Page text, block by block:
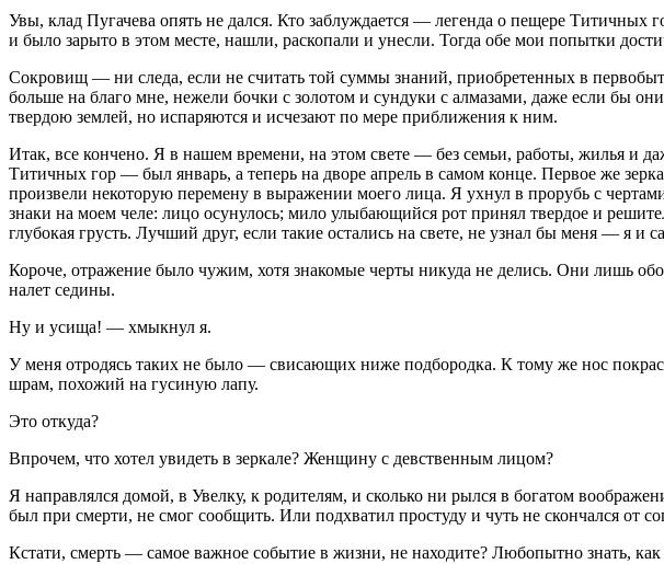
Увы, клад Пугачева опять не дался. Кто заблуждается — легенда о пещере
и было зарыто в этом месте, нашли, раскопали и унесли. Тогда обе мои попытки
Сокровищ — ни следа, если не считать той суммы знаний, приобретенных в
больше на благо мне, нежели бочки с золотом и сундуки с алмазами, даже если бы
твердою землей, но испаряются и исчезают по мере приближения к ним.
Итак, все кончено. Я в нашем времени, на этом свете — без семьи, работы, жилья и
Титичных гор — был январь, а теперь на дворе апрель в самом конце. Первое же
произвели некоторую перемену в выражении моего лица. Я ухнул в прорубь с
знаки на моем челе: лицо осунулось; мило улыбающийся рот принял твердое и
глубокая грусть. Лучший друг, если такие остались на свете, не узнал бы меня — я и
Короче, отражение было чужим, хотя знакомые черты никуда не делись. Они лишь
налет седины.
Ну и усища! — хмыкнул я.
У меня отродясь таких не было — свисающих ниже подбородка. К тому же нос
шрам, похожий на гусиную лапу.
Это откуда?
Впрочем, что хотел увидеть в зеркале? Женщину с девственным лицом?
Я направлялся домой, в Увелку, к родителям, и сколько ни рылся в богатом
был при смерти, не смог сообщить. Или подхватил простуду и чуть не скончался от
Кстати, смерть — самое важное событие в жизни, не находите? Любопытно знать,